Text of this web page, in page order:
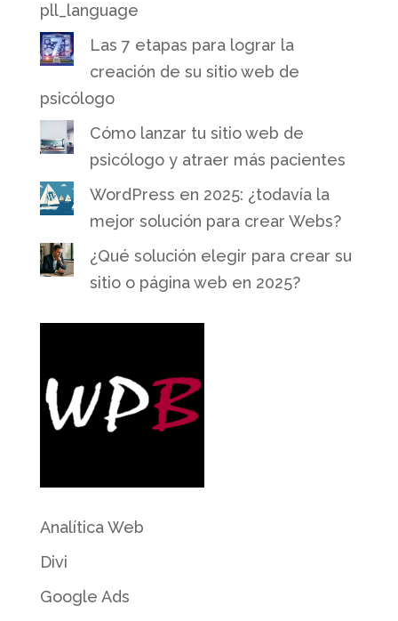
pll_language
Las 7 etapas para lograr la
creación de su sitio web de
psicólogo
Cómo lanzar tu sitio web de
psicólogo y atraer más pacientes
WordPress en 2025: ¿todavía la
mejor solución para crear Webs?
¿Qué solución elegir para crear su
sitio o página web en 2025?
Analítica Web
Divi
Google Ads